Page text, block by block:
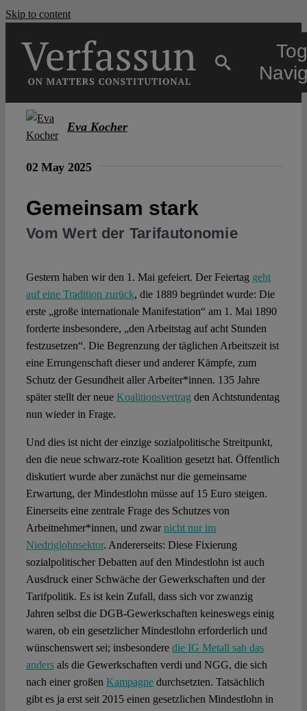
Skip to content
Projects
Authors
Spotlight
Eva Kocher
02 May 2025
Gemeinsam stark
Vom Wert der Tarifautonomie
Gestern haben wir den 1. Mai gefeiert. Der Feiertag geht
auf eine Tradition zurück, die 1889 begründet wurde: Die
erste „große internationale Manifestation“ am 1. Mai 1890
forderte insbesondere, „den Arbeitstag auf acht Stunden
festzusetzen“. Die Begrenzung der täglichen Arbeitszeit ist
eine Errungenschaft dieser und anderer Kämpfe, zum
Schutz der Gesundheit aller Arbeiter*innen. 135 Jahre
später stellt der neue Koalitionsvertrag den Achtstundentag
nun wieder in Frage.
Und dies ist nicht der einzige sozialpolitische Streitpunkt,
den die neue schwarz-rote Koalition gesetzt hat. Öffentlich
diskutiert wurde aber zunächst nur die gemeinsame
Erwartung, der Mindestlohn müsse auf 15 Euro steigen.
Einerseits eine zentrale Frage des Schutzes von
Arbeitnehmer*innen, und zwarnicht nur im
Niedriglohnsektor. Andererseits: Diese Fixierung
sozialpolitischer Debatten auf den Mindestlohn ist auch
Ausdruck einer Schwäche der Gewerkschaften und der
Tarifpolitik. Es ist kein Zufall, dass sich vor zwanzig
Jahren selbst die DGB-Gewerkschaften keineswegs einig
waren, ob ein gesetzlicher Mindestlohn erforderlich und
wünschenswert sei; insbesondere die IG Metall sah das
andersals die Gewerkschaften verdi und NGG, die sich
nach einer großen Kampagnedurchsetzten. Tatsächlich
gibt es ja erst seit 2015 einen gesetzlichen Mindestlohn in